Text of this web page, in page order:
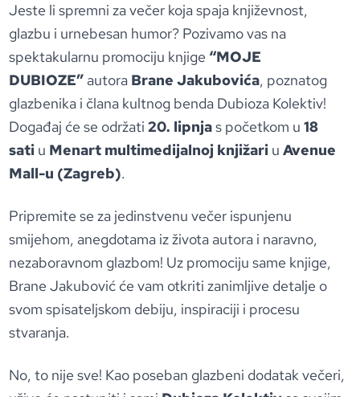
Jeste li spremni za večer koja spaja književnost,
glazbu i urnebesan humor? Pozivamo vas na
spektakularnu promociju knjige “MOJE
DUBIOZE” autora Brane Jakubovića, poznatog
glazbenika i člana kultnog benda Dubioza Kolektiv!
Događaj će se održati20. lipnjas početkom u18
sati u Menart multimedijalnoj knjižari uAvenue
Mall-u (Zagreb).
Pripremite se za jedinstvenu večer ispunjenu
smijehom, anegdotama iz života autora i naravno,
nezaboravnom glazbom! Uz promociju same knjige,
Brane Jakubović će vam otkriti zanimljive detalje o
svom spisateljskom debiju, inspiraciji i procesu
stvaranja.
No, to nije sve! Kao poseban glazbeni dodatak večeri,